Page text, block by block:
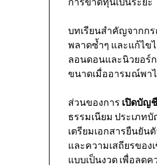
บทเรียนสำคัญจากก
พลาดซ้ำๆ และแก้ไข
ลอนดอนและนิวยอร์
ขนาดเมื่ออารมณ์พาไ
ส่วนของการ เปิดบัญ
ธรรมเนียม ประเภท
เตรียมเอกสารยืนยัน
และความเสถียรของ
แบบเป็นงวด เพื่อลด